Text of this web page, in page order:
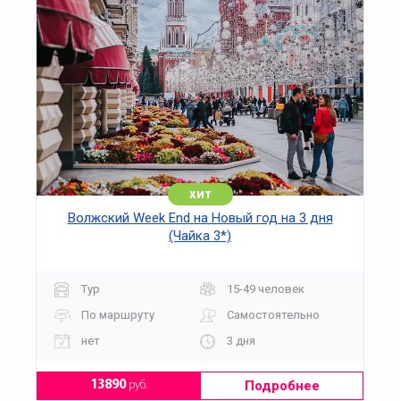
хит
Волжский Week End на Новый год на 3 дня
(Чайка 3*)
Тур
15-49 человек
По маршруту
Самостоятельно
нет
3 дня
13890руб. Подробнее